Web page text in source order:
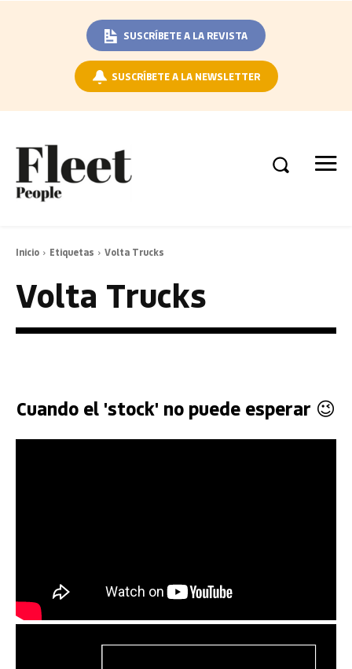
SUSCRÍBETE A LA REVISTA
SUSCRÍBETE A LA NEWSLETTER
Inicio Etiquetas Volta Trucks
Volta Trucks
Cuando el 'stock' no puede esperar 😉